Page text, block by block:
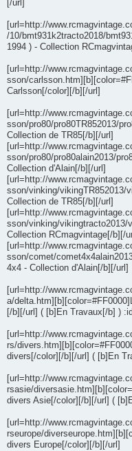
[/url]
[url=http://
/10/bmt931k2tracto2018/
1994 ) - Collection
[url=http://
sson/
Carlsson[/color][/b][/url]
[url=http://
sson/pro80/pro80TR852013/
Collection de TR85[/b][/url]
[url=http://
sson/pro80/pro80alain2013/
Collection d'Alain[/b][/url]
[url=http://
sson/vinking/vikingTR852013/
Collection de TR85[/b][/url]
[url=http://
sson/vinking/
Collection RCmagvintage[/b][/
[url=http://
sson/comet/
4x4 - Collection d'Alain[/b][/url]
[url=http://
a/
[/b][/url] ( [b]En Travaux[/b] )
[url=http://
rs/
divers[/color][/b][/url] ( [b]En
[url=http://
rsasie/
divers Asie[/color][/b][/url] (
[url=http://
rseurope/
divers Europe[/color][/b][/url]